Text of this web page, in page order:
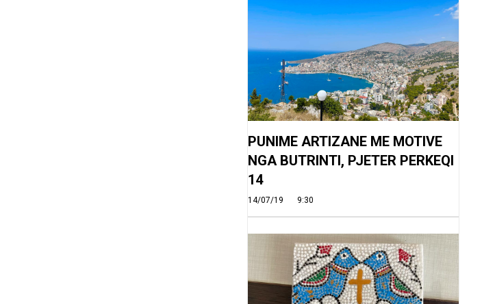
PUNIME ARTIZANE ME MOTIVE
NGA BUTRINTI, PJETER PERKEQI
14
14/07/19 9:30